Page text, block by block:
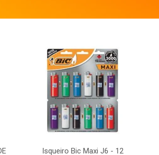
Isqueiro Bic Maxi J6 - 12